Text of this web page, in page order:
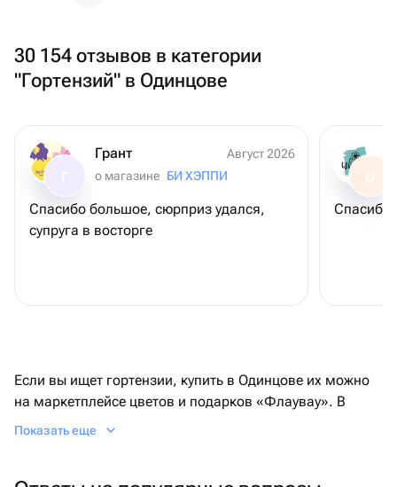
30 154 отзывов в категории
"Гортензий" в Одинцове
Грант
Август 2026
о магазине БИ ХЭППИ
Спасибо большое, сюрприз удался,
супруга в восторге
О
Спасибо
Если вы ищет гортензии, купить в Одинцове их можно
на маркетплейсе цветов и подарков «Флаувау». В
каталоге разнообразный ассортимент монобукетов и
Показать еще